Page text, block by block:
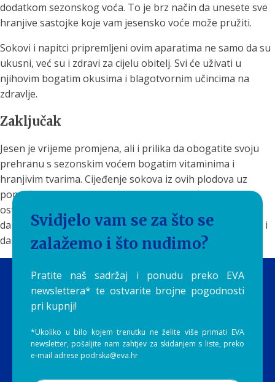
dodatkom sezonskog voća. To je brz način da unesete sve
hranjive sastojke koje vam jesensko voće može pružiti.
Sokovi i napitci pripremljeni ovim aparatima ne samo da su
ukusni, već su i zdravi za cijelu obitelj. Svi će uživati u
njihovim bogatim okusima i blagotvornim učincima na
zdravlje.
Zaključak
Jesen je vrijeme promjena, ali i prilika da obogatite svoju
prehranu s sezonskim voćem bogatim vitaminima i
hranjivim tvarima. Cijeđenje sokova iz ovih plodova uz
pomoć Novis sokovnika i blendera omogućava vam da
ostanete zdravi, energični i spremni za izazove hladnijih
dana. Ne zaboravite uživati u čarima ove čarobne sezone i
darovima koje nam priroda pruža.
Svidjelo vam se za što se
zalažemo i što nudimo?
Pratite naš sadržaj i ponudu preko EVA
newslettera* te ostvarite brojne pogodnosti
pri kupnji!
*Ukoliko u bilo kojem trenutku ne želite više primati EVA
newsletter, pošaljite nam zahtjev za skidanjem s liste, preko
e-mail adrese podrska@eva.hr